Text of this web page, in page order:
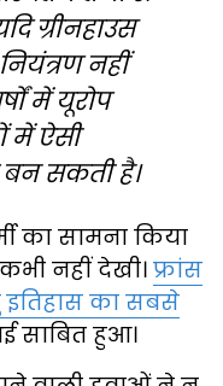
ग्रीनहाउस
नहीं
में यूरोप
में ऐसी
बन सकती है।
का सामना किया
नहीं देखी।फ्रांस
का सबसे
साबित हुआ।